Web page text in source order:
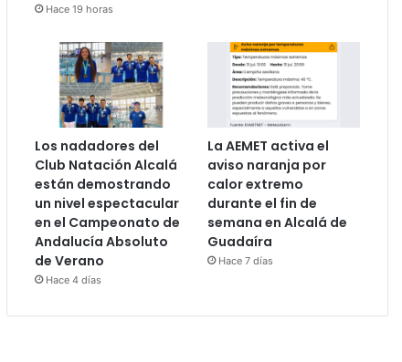
Hace 19 horas
Los nadadores del
Club Natación Alcalá
están demostrando
un nivel espectacular
en el Campeonato de
Andalucía Absoluto
de Verano
Hace 4 días
La AEMET activa el
aviso naranja por
calor extremo
durante el fin de
semana en Alcalá de
Guadaíra
Hace 7 días